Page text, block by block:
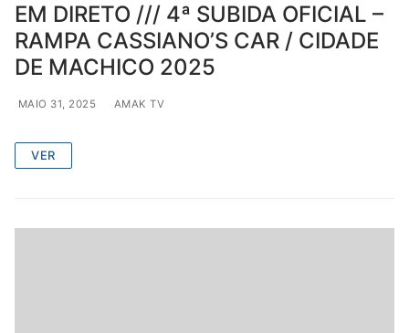
EM DIRETO /// 4ª SUBIDA OFICIAL –
RAMPA CASSIANO’S CAR / CIDADE
DE MACHICO 2025
MAIO 31, 2025 AMAK TV
VER